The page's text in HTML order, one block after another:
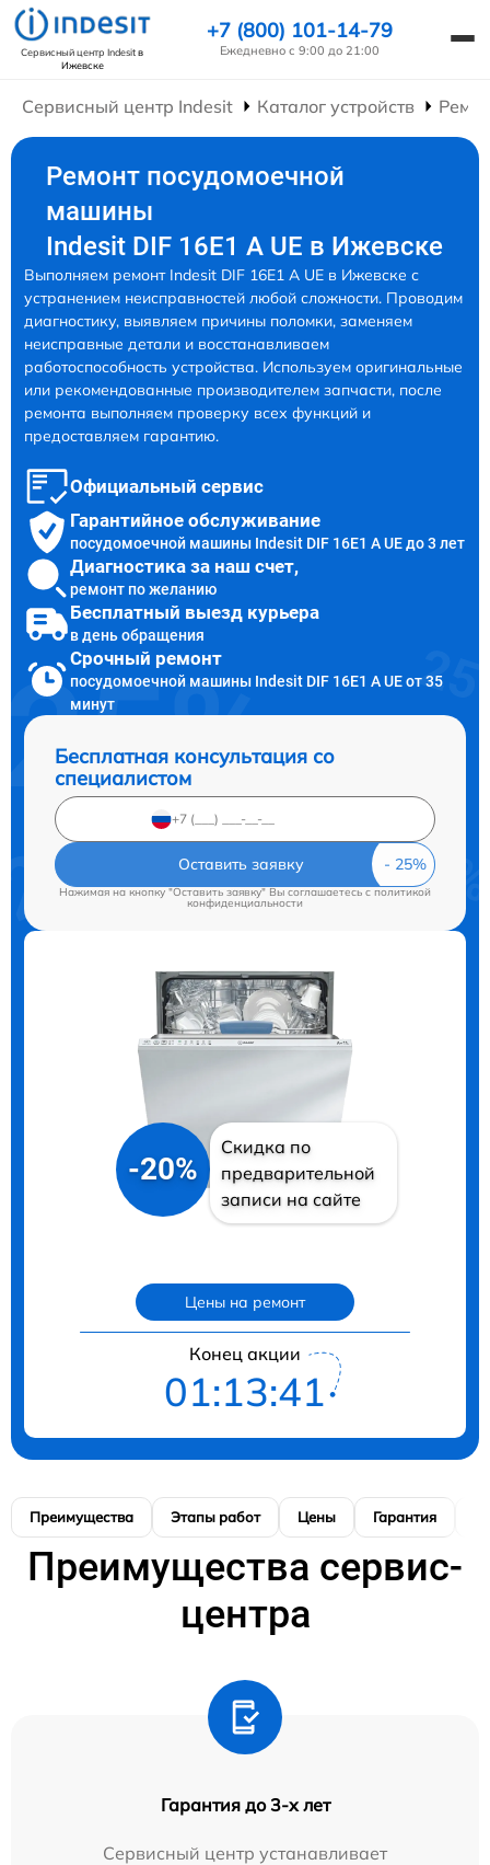
Сервисный центр Indesitв
Ижевске
+7 (800) 101-14-79
Ежедневно с 9:00 до 21:00
Сервисный центр Indesit Каталог устройств
Ремонт посудомоечной
машины
Indesit DIF 16Е1 А UE в Ижевске
Выполняем ремонт Indesit DIF 16Е1 А UE в Ижевске с
устранением неисправностей любой сложности. Проводим
диагностику, выявляем причины поломки, заменяем
неисправные детали и восстанавливаем
работоспособность устройства. Используем оригинальные
или рекомендованные производителем запчасти, после
ремонта выполняем проверку всех функций и
предоставляем гарантию.
Официальный сервис
Гарантийное обслуживание
посудомоечной машины Indesit DIF 16Е1 А UE до 3 лет
Диагностика за наш счет,
ремонт по желанию
Бесплатный выезд курьера
в день обращения
Срочный ремонт
посудомоечной машины Indesit DIF 16Е1 А UE от 35
минут
Бесплатная консультация со
специалистом
Оставить заявку
Нажимая на кнопку "Оставить заявку" Вы соглашаетесь cполитикой
конфиденциальности
-20%
Скидка по
предварительной
записи на сайте
Цены на ремонт
Конец акции
01:13:40
Преимущества Этапы работ Цены Гарантия
Преимущества сервис-
центра
Гарантия до 3-х лет
Сервисный центр устанавливает